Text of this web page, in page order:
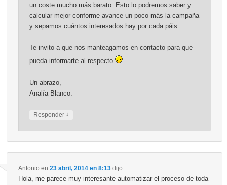
un coste mucho más barato. Esto lo podremos saber y
calcular mejor conforme avance un poco más la campaña
y sepamos cuántos interesados hay por cada páis.
Te invito a que nos manteagamos en contacto para que
pueda informarte al respecto
Un abrazo,
Analía Blanco.
Responder ↓
Antonio en 23 abril, 2014 en 8:13 dijo:
Hola, me parece muy interesante automatizar el proceso de toda